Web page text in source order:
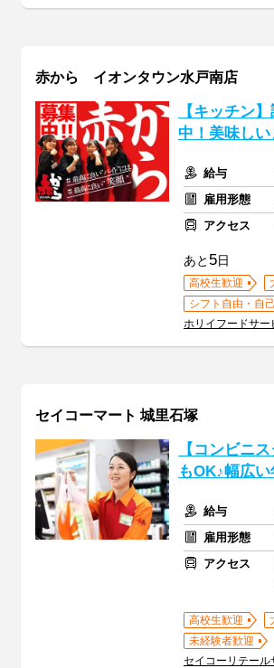
赤から イオンタウン水戸南店
【キッチン
中！美味し
給与
雇用形態
アクセス
あと 5日
高校生歓迎
シフト自由・自
ホリイフードサー
セイコーマート 城里石塚
【コンビニ
もOK♪幅広
給与
雇用形態
アクセス
高校生歓迎
未経験者歓迎
セイコーリテール